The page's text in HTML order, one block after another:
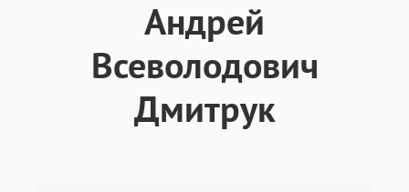
Андрей
Всеволодович
Дмитрук